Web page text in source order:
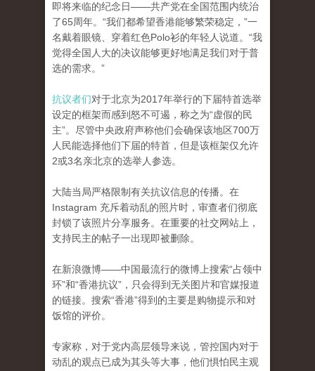
即将来临的纪念日——共产党在全国范围内统治
了65周年。“我们都希望香港能够繁荣稳定，”一
名戴着眼镜、穿着红色Polo衫的年轻人说道。“我
觉得全国人大的决议能够更好地满足我们对于普
选的需求。”
抗议者们对于北京为2017年举行的下届特首选举
设定的框架而感到怒不可遏，称之为“虚假的民
主”。尽管中央政府声称他们会确保该地区700万
人民能选择他们下届的特首，但是该框架仅允许
2或3名亲北京的选举人参选。
大陆当局严格限制有关抗议信息的传播。在
Instagram 充斥着动乱的照片时，审查者们彻底
封锁了该照片分享服务。在重要的社交网站上，
支持民主的帖子一出现即被删除。
在新浪微博——中国最流行的微博上搜索“占领中
环”和“香港抗议”，只会得到无关图片和官媒报道
的链接。搜索“香港”得到的主要是购物提示和对
饭馆的评价。
专家称，对于党内高层领导来说，管控国内对于
动乱的观点已成为其头等大事，他们惧怕民主观